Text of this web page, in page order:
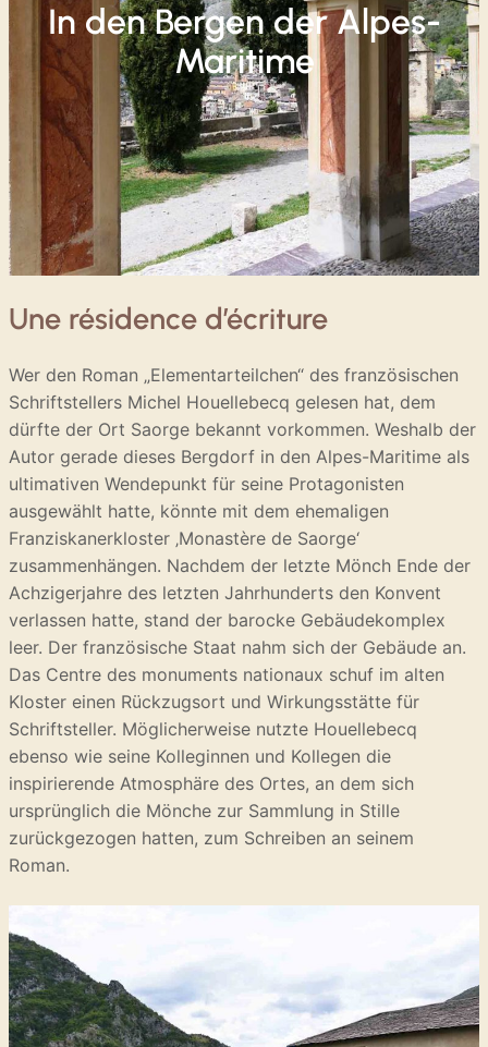
In den Bergen der Alpes-
Maritime
Une résidence d’écriture
Wer den Roman „Elementarteilchen“ des französischen
Schriftstellers Michel Houellebecq gelesen hat, dem
dürfte der Ort Saorge bekannt vorkommen. Weshalb der
Autor gerade dieses Bergdorf in den Alpes-Maritime als
ultimativen Wendepunkt für seine Protagonisten
ausgewählt hatte, könnte mit dem ehemaligen
Franziskanerkloster ‚Monastère de Saorge‘
zusammenhängen. Nachdem der letzte Mönch Ende der
Achzigerjahre des letzten Jahrhunderts den Konvent
verlassen hatte, stand der barocke Gebäudekomplex
leer. Der französische Staat nahm sich der Gebäude an.
Das Centre des monuments nationaux schuf im alten
Kloster einen Rückzugsort und Wirkungsstätte für
Schriftsteller. Möglicherweise nutzte Houellebecq
ebenso wie seine Kolleginnen und Kollegen die
inspirierende Atmosphäre des Ortes, an dem sich
ursprünglich die Mönche zur Sammlung in Stille
zurückgezogen hatten, zum Schreiben an seinem
Roman.